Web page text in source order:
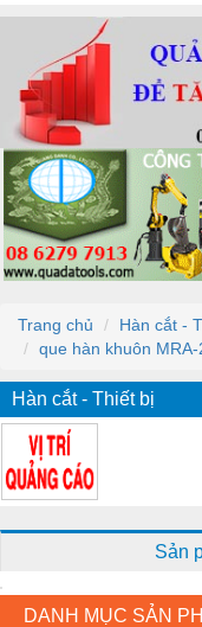
Trang chủ
Hàn cắt -
que hàn khuôn
Hàn cắt - Thiết bị
Sản
DANH MỤC SẢN